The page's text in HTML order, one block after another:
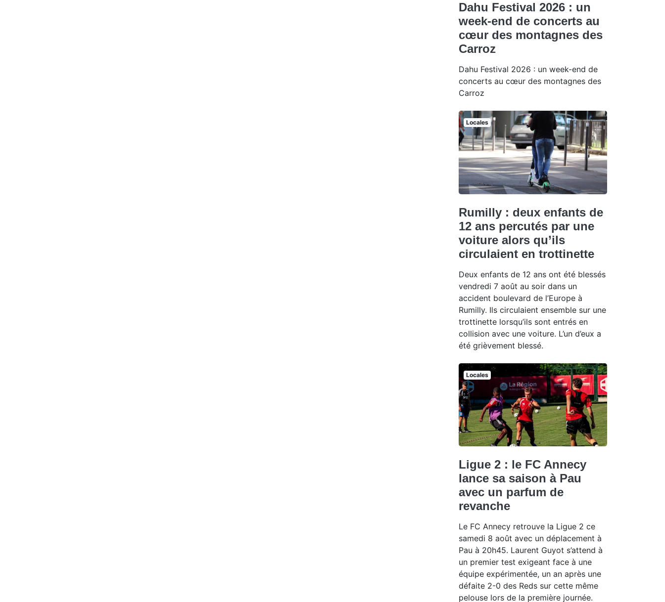
Dahu Festival 2026 : un
week-end de concerts au
cœur des montagnes des
Carroz
Dahu Festival 2026 : un week-end de
concerts au cœur des montagnes des
Carroz
Locales
Rumilly : deux enfants de
12 ans percutés par une
voiture alors qu’ils
circulaient en trottinette
Deux enfants de 12 ans ont été blessés
vendredi 7 août au soir dans un
accident boulevard de l’Europe à
Rumilly. Ils circulaient ensemble sur une
trottinette lorsqu’ils sont entrés en
collision avec une voiture. L’un d’eux a
été grièvement blessé.
Locales
Ligue 2 : le FC Annecy
lance sa saison à Pau
avec un parfum de
revanche
Le FC Annecy retrouve la Ligue 2 ce
samedi 8 août avec un déplacement à
Pau à 20h45. Laurent Guyot s’attend à
un premier test exigeant face à une
équipe expérimentée, un an après une
défaite 2-0 des Reds sur cette même
pelouse lors de la première journée.